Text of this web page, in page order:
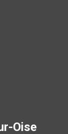
Oise